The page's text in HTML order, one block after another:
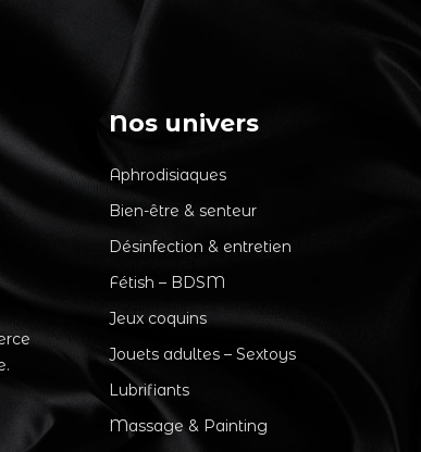
Nos univers
Aphrodisiaques
Bien-être & senteur
Désinfection & entretien
Fétish – BDSM
Jeux coquins
Jouets adultes – Sextoys
Lubrifiants
Massage & Painting